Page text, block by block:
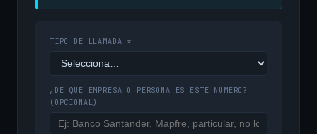
TIPO DE LLAMADA *
¿DE QUÉ EMPRESA O PERSONA ES ESTE NÚMERO?
(OPCIONAL)